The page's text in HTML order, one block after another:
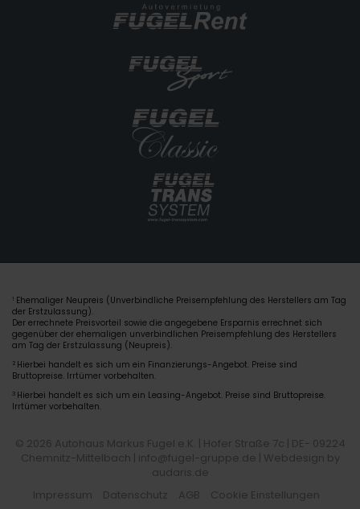
1 Ehemaliger Neupreis (Unverbindliche Preisempfehlung des Herstellers am Tag
der Erstzulassung).
Der errechnete Preisvorteil sowie die angegebene Ersparnis errechnet sich
gegenüber der ehemaligen unverbindlichen Preisempfehlung des Herstellers
am Tag der Erstzulassung (Neupreis).
2 Hierbei handelt es sich um ein Finanzierungs-Angebot. Preise sind
Bruttopreise. Irrtümer vorbehalten.
3 Hierbei handelt es sich um ein Leasing-Angebot. Preise sind Bruttopreise.
Irrtümer vorbehalten.
© 2026 Autohaus Markus Fugel e.K. | Hofer Straße 7c | DE- 09224
Chemnitz-Mittelbach | info@fugel-gruppe.de | Webdesign by
audaris.de
Impressum
Datenschutz AGB Cookie Einstellungen